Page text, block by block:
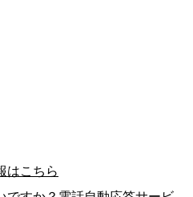
はこちら